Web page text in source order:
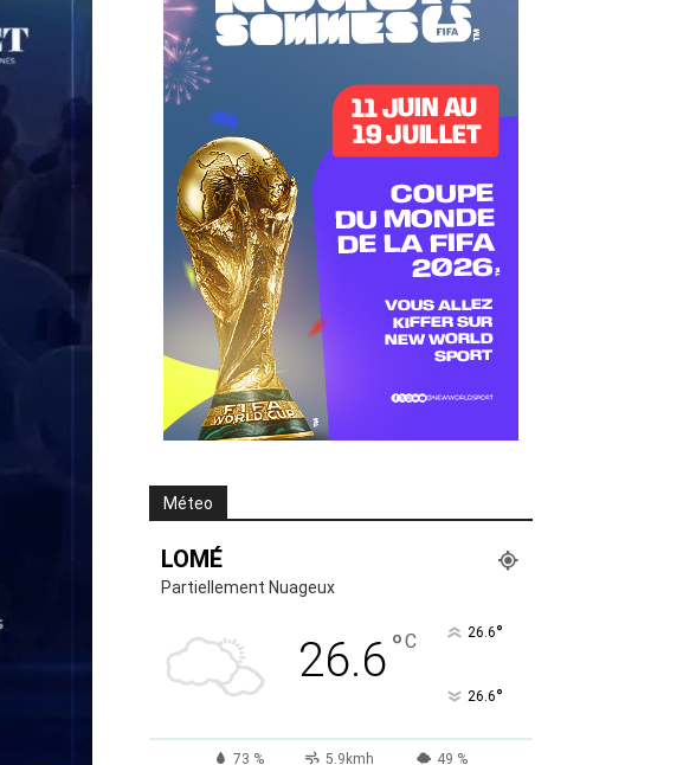
Méteo
Partiellement Nuageux
26.6
73 % 5.9kmh
26° 27° 25° 26° 27°